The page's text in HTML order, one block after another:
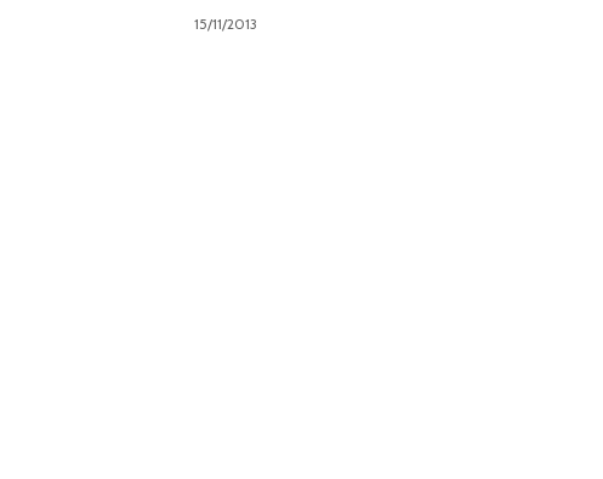
15/11/2013